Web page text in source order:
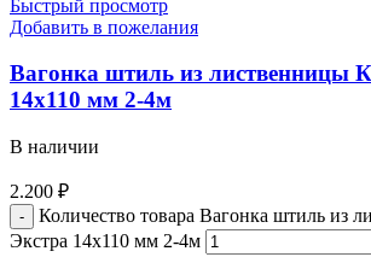
Быстрый просмотр
Добавить в пожелания
Вагонка штиль из лиственницы
14х110 мм 2-4м
В наличии
2.200 ₽
Количество товара Вагонка штиль из
Экстра 14х110 мм 2-4м